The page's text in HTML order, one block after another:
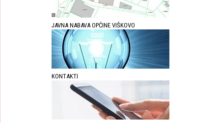
JAVNA NABAVA OPĆINE VIŠKOVO
KONTAKTI